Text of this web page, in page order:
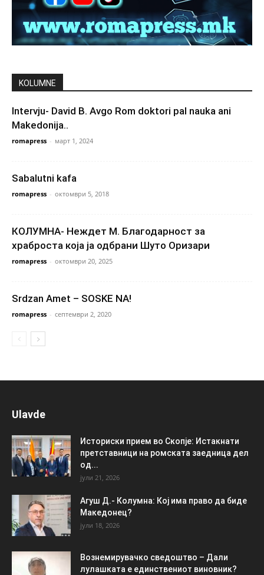
KOLUMNE
Intervju- David B. Avgo Rom doktori pal nauka ani
Makedonija..
romapress - март 1, 2024
Sabalutni kafa
romapress - октомври 5, 2018
КОЛУМНА- Неждет М. Благодарност за
храброста која ја одбрани Шуто Оризари
romapress - октомври 20, 2025
Srdzan Amet – SOSKE NA!
romapress - септември 2, 2020
Ulavde
Историски прием во Скопје: Истакнати
претставници на ромската заедница дел
од...
јули 21, 2026
Агуш Д.- Колумна: Кој има право да биде
Македонец?
јули 18, 2026
Вознемирувачко сведоштво – Дали
лулашката е единствениот виновник?